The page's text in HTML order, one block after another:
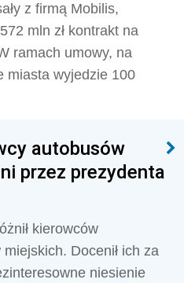
z firmą Mobilis,
mln zł kontrakt na
ramach umowy, na
miasta wyjedzie 100
autobusów
przez prezydenta
kierowców
Docenił ich za
niesienie